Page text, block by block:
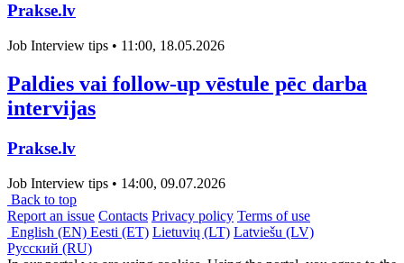
Prakse.lv
Job Interview tips • 11:00, 18.05.2026
Paldies vai follow-up vēstule pēc darba
intervijas
Prakse.lv
Job Interview tips • 14:00, 09.07.2026
Back to top
Report an issue Contacts Privacy policy Terms of use
English (EN) Eesti (ET) Lietuvių (LT) Latviešu (LV)
Русский (RU)